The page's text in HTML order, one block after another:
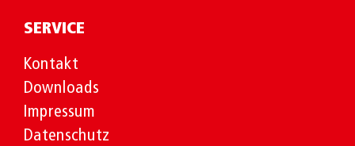
SERVICE
Kontakt
Downloads
Impressum
Datenschutz